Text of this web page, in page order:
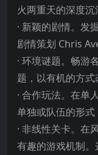
火两重天的深度沉
· 新颖的剧情。发
剧情策划 Chris
· 环境谜题。畅游
题，以有机的方式
· 合作玩法。在单
单独或队伍的形
· 非线性关卡。在
有趣的游戏机制